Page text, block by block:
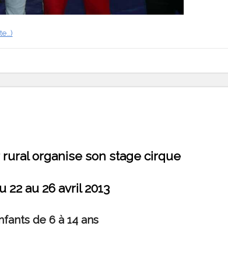
organise son stage cirque
au 26 avril 2013
de 6 à 14 ans